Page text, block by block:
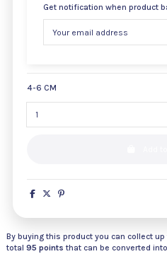
Get notification when product
4-6 CM
By buying this product you can collect up
total 95 points that can be converted